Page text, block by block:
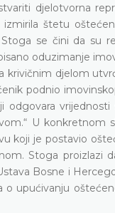
djelotvorna
izmirila štetu
se čini da su
oduzimanje
krivičnim djelom
podnio
vrijednosti
U konkretnom
koji je postavio
Stoga proizlazi
Bosne i
o upućivanju